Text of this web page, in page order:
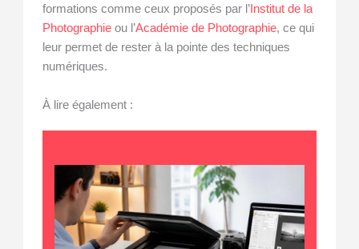
formations comme ceux proposés par l’ Institut de la
Photographie ou l’Académie de Photographie, ce qui
leur permet de rester à la pointe des techniques
numériques.
À lire également :